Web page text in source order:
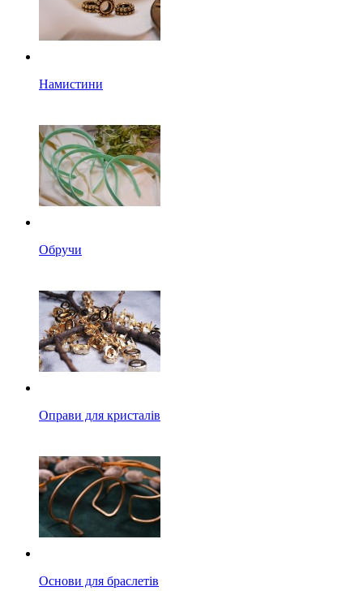
Намистини
Обручи
Оправи для кристалів
Основи для браслетів